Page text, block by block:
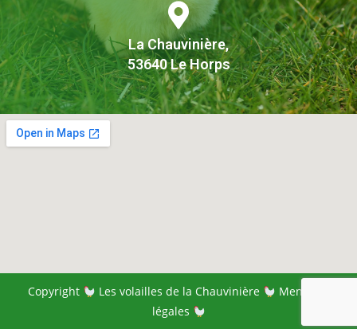
La Chauvinière,
53640 Le Horps
Copyright Les volailles de la Chauvinière
Mentions
légales